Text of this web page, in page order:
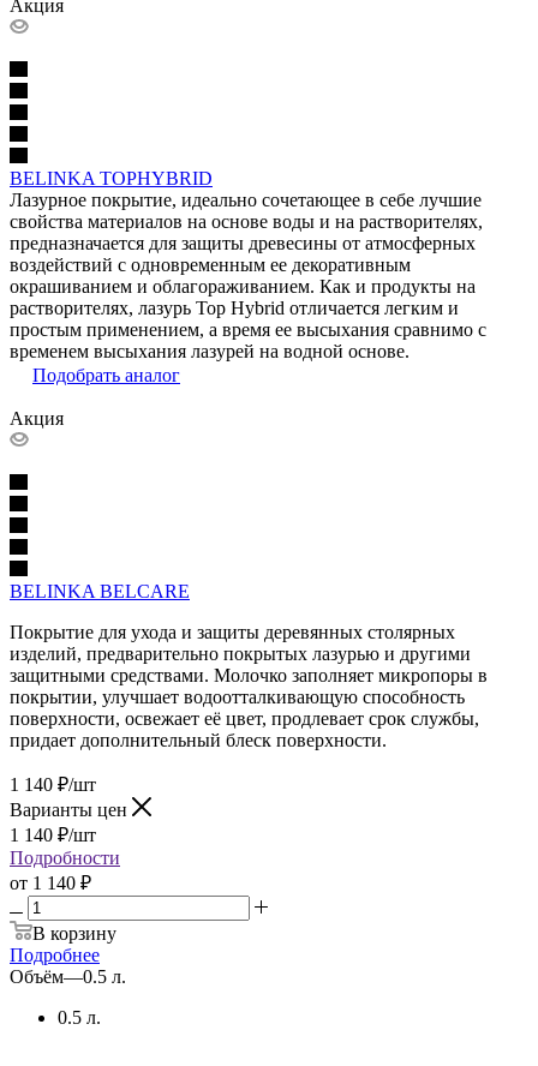
Акция
BELINKA TOPHYBRID
Лазурное покрытие, идеально сочетающее в себе лучшие
свойства материалов на основе воды и на растворителях,
предназначается для защиты древесины от атмосферных
воздействий с одновременным ее декоративным
окрашиванием и облагораживанием. Как и продукты на
растворителях, лазурь Top Hybrid отличается легким и
простым применением, а время ее высыхания сравнимо с
временем высыхания лазурей на водной основе.
Подобрать аналог
Акция
BELINKA BELCARE
Покрытие для ухода и защиты деревянных столярных
изделий, предварительно покрытых лазурью и другими
защитными средствами. Молочко заполняет микропоры в
покрытии, улучшает водоотталкивающую способность
поверхности, освежает её цвет, продлевает срок службы,
придает дополнительный блеск поверхности.
1 140 ₽/шт
Варианты цен
1 140 ₽/шт
Подробности
от 1 140 ₽
В корзину
Подробнее
Объём—0.5 л.
0.5 л.